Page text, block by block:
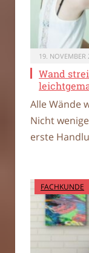
19. NOVEMBER
Wand
Alle Wände
Nicht
erste
FACHKUNDE